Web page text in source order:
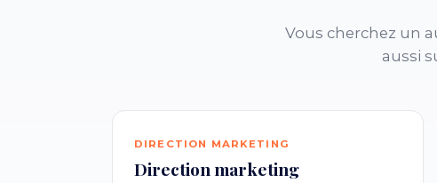
Vous cherchez un
aussi
DIRECTION MARKETING
Direction marketing